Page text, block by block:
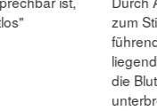
zum
die